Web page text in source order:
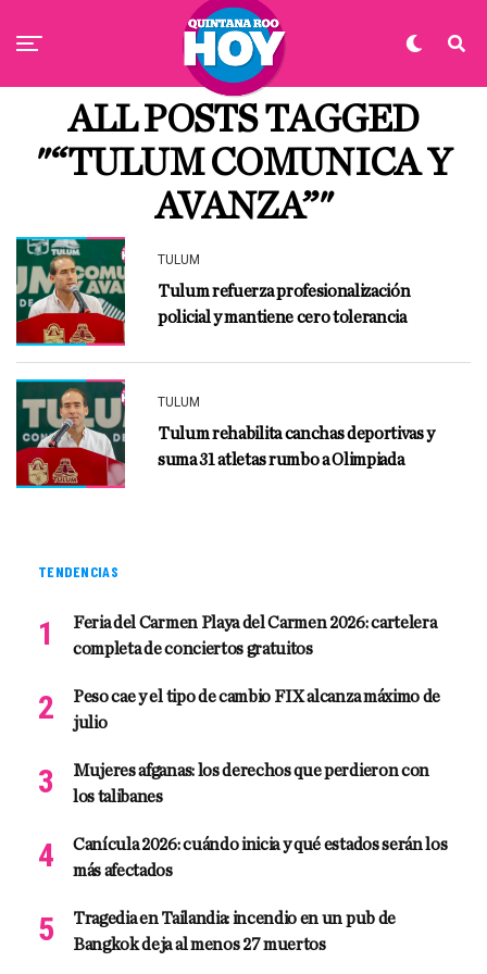
ALL POSTS TAGGED
"“TULUM COMUNICA Y
AVANZA”"
TULUM
Tulum refuerza profesionalización
policial y mantiene cero tolerancia
TULUM
Tulum rehabilita canchas deportivas y
suma 31 atletas rumbo a Olimpiada
TENDENCIAS
Feria del Carmen Playa del Carmen 2026: cartelera
completa de conciertos gratuitos
Peso cae y el tipo de cambio FIX alcanza máximo de
julio
Mujeres afganas: los derechos que perdieron con
los talibanes
Canícula 2026: cuándo inicia y qué estados serán los
más afectados
Tragedia en Tailandia: incendio en un pub de
Bangkok deja al menos 27 muertos